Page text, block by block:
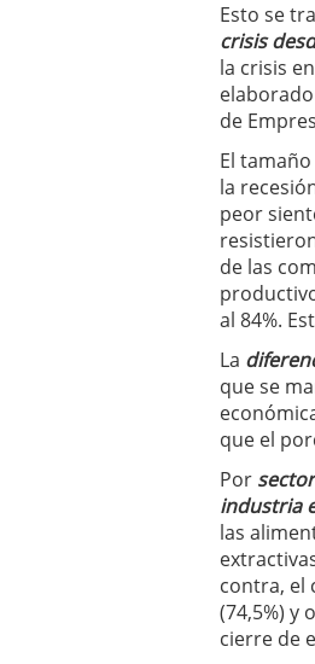
Esto se
crisis
la crisis
de
El
la
peor
de las
al 84%.
La
que se
que el
Por
industria
las
contra, el
(74,5%) y
cierre de